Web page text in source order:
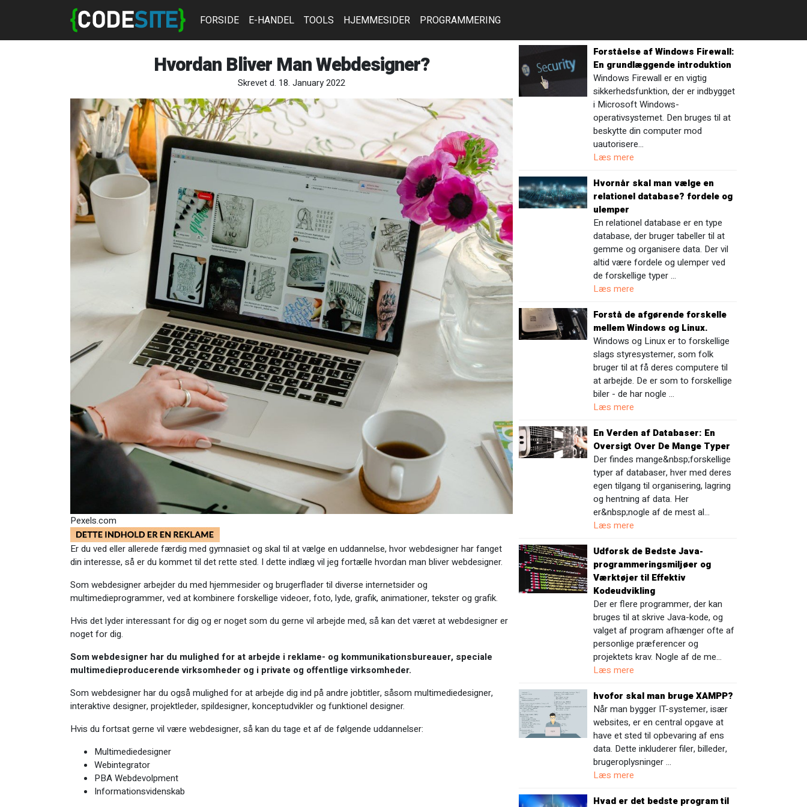
Hvordan Bliver Man Webdesigner?
Skrevet d. 18. January 2022
Pexels.com
Er du ved eller allerede færdig med gymnasiet og skal til at vælge en uddannelse, hvor webdesigner har fanget
din interesse, så er du kommet til det rette sted. I dette indlæg vil jeg fortælle hvordan man bliver webdesigner.
Som webdesigner arbejder du med hjemmesider og brugerflader til diverse internetsider og
multimedieprogrammer, ved at kombinere forskellige videoer, foto, lyde, grafik, animationer, tekster og grafik.
Hvis det lyder interessant for dig og er noget som du gerne vil arbejde med, så kan det været at webdesigner er
noget for dig.
Som webdesigner har du mulighed for at arbejde i reklame- og kommunikationsbureauer, speciale
multimedieproducerende virksomheder og i private og offentlige virksomheder.
Som webdesigner har du også mulighed for at arbejde dig ind på andre jobtitler, såsom multimediedesigner,
interaktive designer, projektleder, spildesigner, konceptudvikler og funktionel designer.
Hvis du fortsat gerne vil være webdesigner, så kan du tage et af de følgende uddannelser:
Multimediedesigner
Webintegrator
PBA Webdevolpment
Informationsvidenskab
Forståelse af Windows Firewall:
En grundlæggende introduktion
Windows Firewall er en vigtig
sikkerhedsfunktion, der er indbygget
i Microsoft Windows-
operativsystemet. Den bruges til at
beskytte din computer mod
uautorisere…
Læs mere
Hvornår skal man vælge en
relationel database? fordele og
ulemper
En relationel database er en type
database, der bruger tabeller til at
gemme og organisere data. Der vil
altid være fordele og ulemper ved
de forskellige typer …
Læs mere
Forstå de afgørende forskelle
mellem Windows og Linux.
Windows og Linux er to forskellige
slags styresystemer, som folk
bruger til at få deres computere til
at arbejde. De er som to forskellige
biler - de har nogle …
Læs mere
En Verden af Databaser: En
Oversigt Over De Mange Typer
Der findes mange&nbsp;forskellige
typer af databaser, hver med deres
egen tilgang til organisering, lagring
og hentning af data. Her
er&nbsp;nogle af de mest al…
Læs mere
Udforsk de Bedste Java-
programmeringsmiljøer og
Værktøjer til Effektiv
Kodeudvikling
Der er flere programmer, der kan
bruges til at skrive Java-kode, og
valget af program afhænger ofte af
personlige præferencer og
projektets krav. Nogle af de me…
Læs mere
hvofor skal man bruge XAMPP?
Når man bygger IT-systemer, især
websites, er en central opgave at
have et sted til opbevaring af ens
data. Dette inkluderer filer, billeder,
brugeroplysninger …
Læs mere
Hvad er det bedste program til
FORSIDE E-HANDEL TOOLS HJEMMESIDER PROGRAMMERING